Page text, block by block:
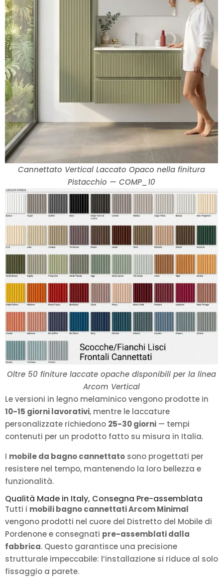
Cannettato Vertical Laccato Opaco nella finitura
Pistacchio — COMP_10
Oltre 50 finiture laccate opache disponibili per la linea
Arcom Vertical
Le versioni in legno melaminico vengono prodotte in
10-15 giorni lavorativi, mentre le laccature
personalizzate richiedono 25-30 giorni — tempi
contenuti per un prodotto fatto su misura in Italia.
I mobile da bagno cannettato sono progettati per
resistere nel tempo, mantenendo la loro bellezza e
funzionalità.
Qualità Made in Italy, Consegna Pre-assemblata
Tutti i mobili bagno cannettati Arcom Minimal
vengono prodotti nel cuore del Distretto del Mobile di
Pordenone e consegnati pre-assemblati dalla
fabbrica. Questo garantisce una precisione
strutturale impeccabile: l’installazione si riduce al solo
fissaggio a parete.